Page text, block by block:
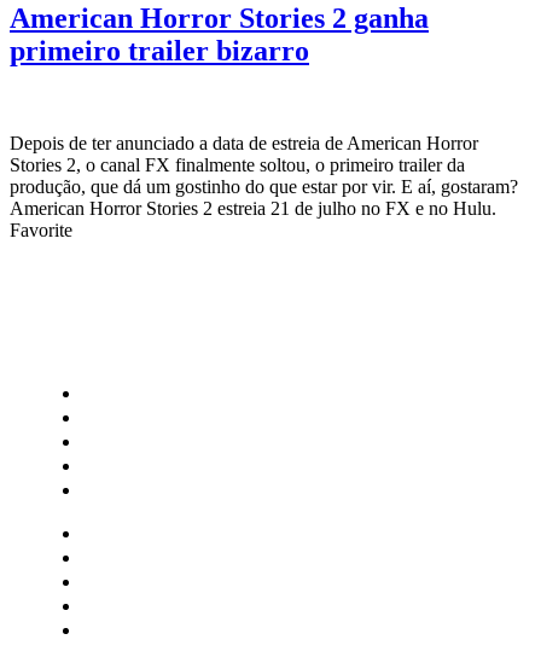
American Horror Stories 2 ganha
primeiro trailer bizarro
Depois de ter anunciado a data de estreia de American Horror
Stories 2, o canal FX finalmente soltou, o primeiro trailer da
produção, que dá um gostinho do que estar por vir. E aí, gostaram?
American Horror Stories 2 estreia 21 de julho no FX e no Hulu.
Favorite